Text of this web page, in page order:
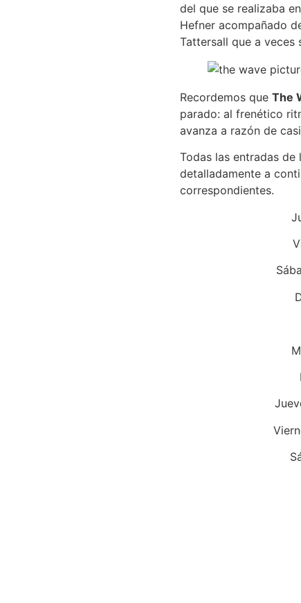
del que se realizaba
Hefner acompañado
Tattersall que a veces
Recordemos que The
parado: al frenético
avanza a razón de
Todas las entradas
detalladamente a
correspondientes.